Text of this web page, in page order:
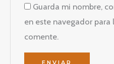
Guarda mi nombre,
en este navegador
comente.